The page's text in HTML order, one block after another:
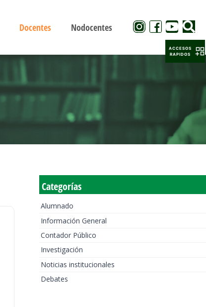
Docentes Nodocentes
Categorías
Alumnado
Información General
Contador Público
Investigación
Noticias institucionales
Debates
ACCESOS
RAPIDOS